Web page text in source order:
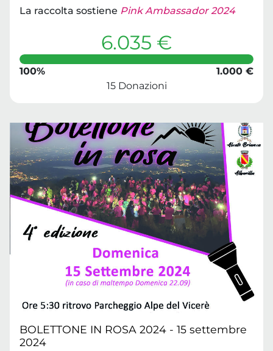
La raccolta sostiene Pink Ambassador 2024
6.035 €
100%
1.000 €
15 Donazioni
BOLETTONE IN ROSA 2024 - 15 settembre
2024